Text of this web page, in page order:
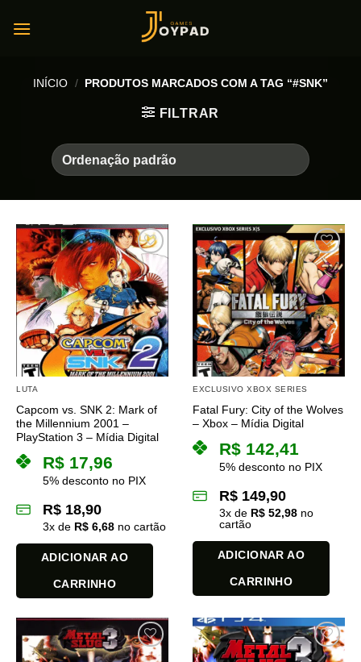
INÍCIO / PRODUTOS MARCADOS COM A TAG “#SNK”
FILTRAR
LUTA
Capcom vs. SNK 2: Mark of
the Millennium 2001 –
PlayStation 3 – Mídia Digital
R$ 17,96
5% desconto no PIX
R$ 18,90
3x de R$ 6,68 no cartão
ADICIONAR AO
CARRINHO
EXCLUSIVO XBOX SERIES
Fatal Fury: City of the Wolves
– Xbox – Mídia Digital
R$ 142,41
5% desconto no PIX
R$ 149,90
3x de R$ 52,98 no
cartão
ADICIONAR AO
CARRINHO